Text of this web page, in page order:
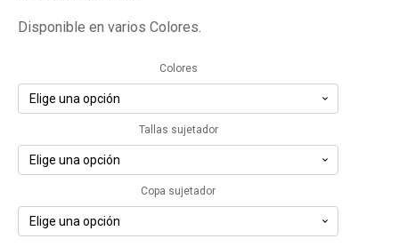
Disponible en varios Colores.
Colores
Tallas sujetador
Copa sujetador